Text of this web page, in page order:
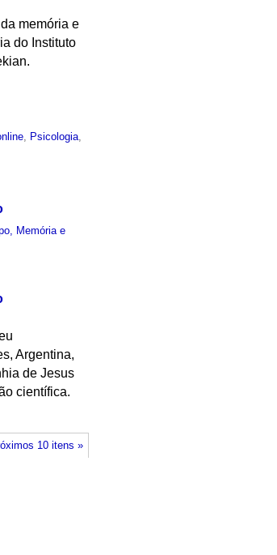
memória e
do Instituto
Psicologia
Memória e
Argentina,
de Jesus
científica.
10 itens »